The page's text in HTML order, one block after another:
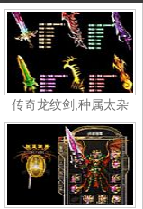
传奇龙纹剑,种属太杂